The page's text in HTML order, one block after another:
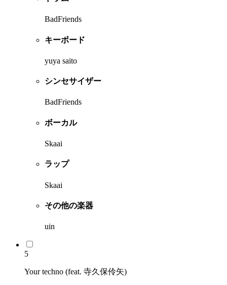
BadFriends
キーボード
yuya saito
シンセサイザー
BadFriends
ボーカル
Skaai
ラップ
Skaai
その他の楽器
uin
5
Your techno (feat. 寺久保伶矢)